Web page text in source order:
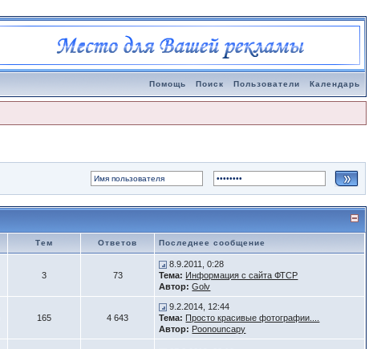
Помощь Поиск Пользователи Календарь
Тем Ответов Последнее сообщение
3 73
8.9.2011, 0:28
Тема: Информация с сайта ФТСР
Автор: Golv
165 4 643
9.2.2014, 12:44
Тема: Просто красивые фотографии....
Автор: Poonouncapy